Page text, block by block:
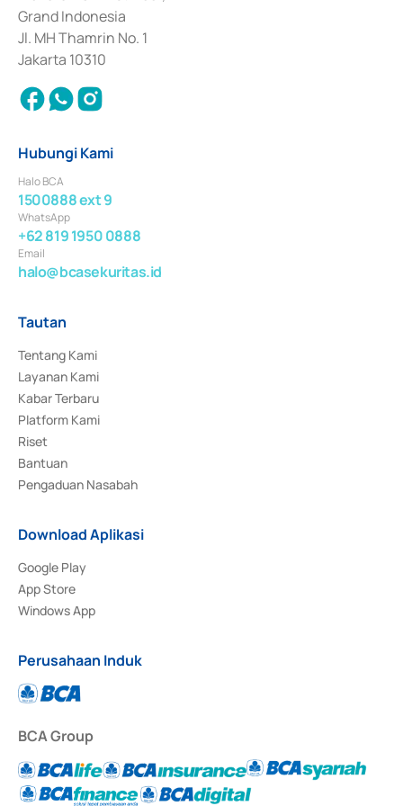
Surat Berharga Komersial yang izinnya diterbitkan pada tahun 2018.
Grand Indonesia
Jl. MH Thamrin No. 1
Jakarta 10310
Hubungi Kami
Halo BCA
1500888 ext 9
WhatsApp
+62 819 1950 0888
Email
halo@bcasekuritas.id
Tautan
Tentang Kami
Layanan Kami
Kabar Terbaru
Platform Kami
Riset
Bantuan
Pengaduan Nasabah
Download Aplikasi
Google Play
App Store
Windows App
Perusahaan Induk
BCA Group